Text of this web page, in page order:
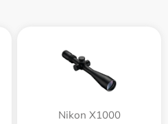
Nikon X1000